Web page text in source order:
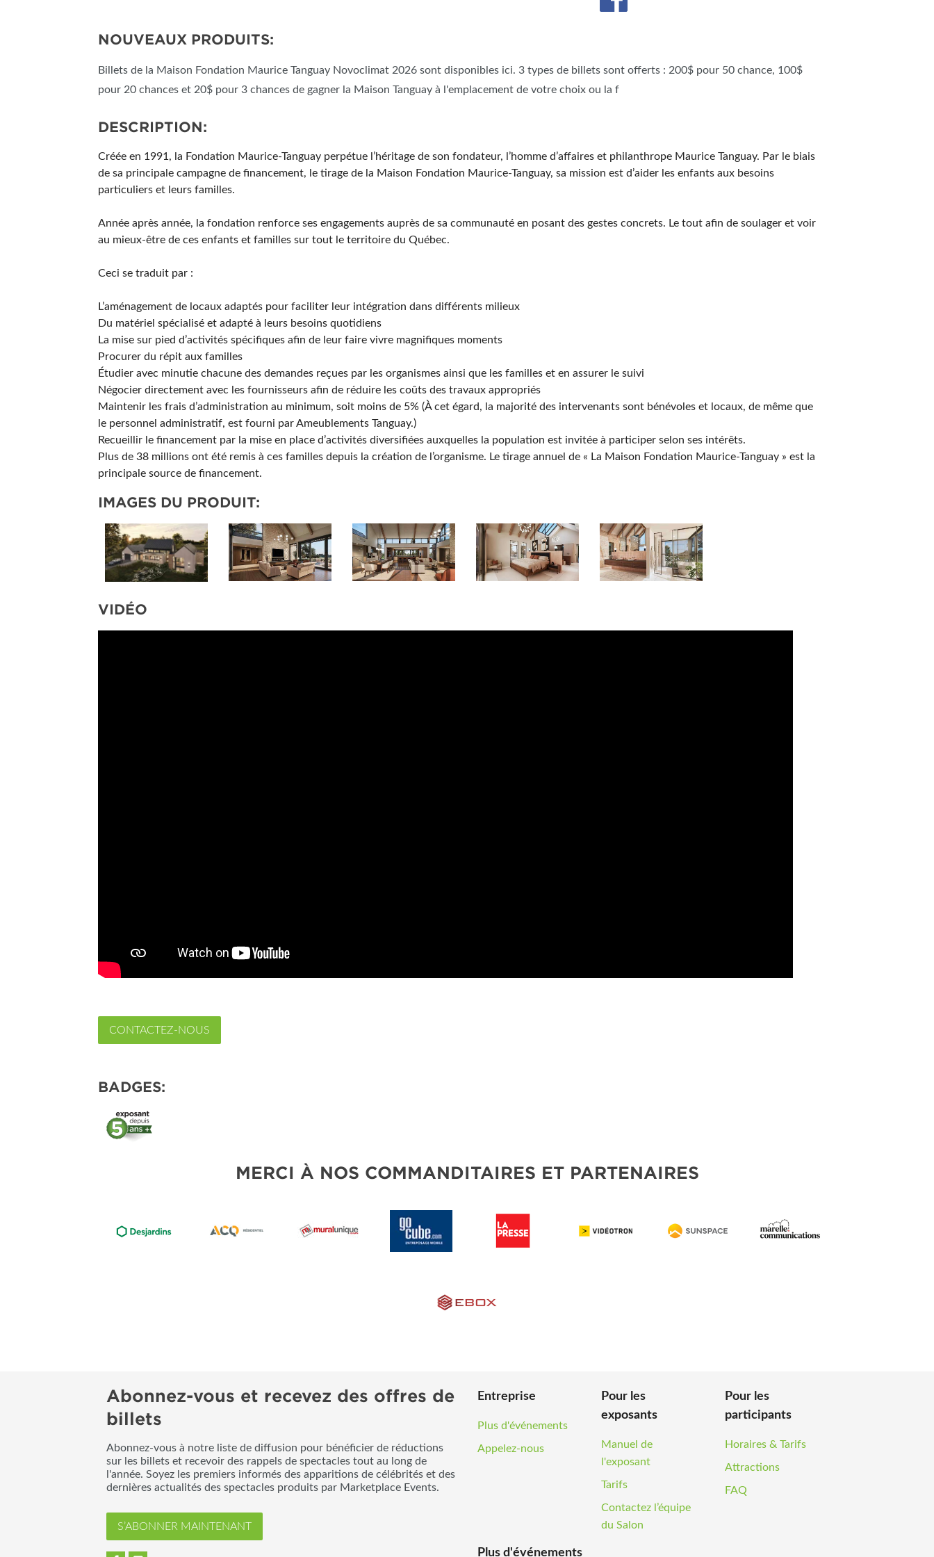
NOUVEAUX PRODUITS:
Billets de la Maison Fondation Maurice Tanguay Novoclimat 2026 sont disponibles ici. 3 types de billets sont offerts : 200$ pour 50 chance, 100$
pour 20 chances et 20$ pour 3 chances de gagner la Maison Tanguay à l'emplacement de votre choix ou la f
DESCRIPTION:
Créée en 1991, la Fondation Maurice-Tanguay perpétue l’héritage de son fondateur, l’homme d’affaires et philanthrope Maurice Tanguay. Par le biais
de sa principale campagne de financement, le tirage de la Maison Fondation Maurice-Tanguay, sa mission est d’aider les enfants aux besoins
particuliers et leurs familles.
Année après année, la fondation renforce ses engagements auprès de sa communauté en posant des gestes concrets. Le tout afin de soulager et voir
au mieux-être de ces enfants et familles sur tout le territoire du Québec.
Ceci se traduit par :
L’aménagement de locaux adaptés pour faciliter leur intégration dans différents milieux
Du matériel spécialisé et adapté à leurs besoins quotidiens
La mise sur pied d’activités spécifiques afin de leur faire vivre magnifiques moments
Procurer du répit aux familles
Étudier avec minutie chacune des demandes reçues par les organismes ainsi que les familles et en assurer le suivi
Négocier directement avec les fournisseurs afin de réduire les coûts des travaux appropriés
Maintenir les frais d’administration au minimum, soit moins de 5% (À cet égard, la majorité des intervenants sont bénévoles et locaux, de même que
le personnel administratif, est fourni par Ameublements Tanguay.)
Recueillir le financement par la mise en place d’activités diversifiées auxquelles la population est invitée à participer selon ses intérêts.
Plus de 38 millions ont été remis à ces familles depuis la création de l’organisme. Le tirage annuel de « La Maison Fondation Maurice-Tanguay » est la
principale source de financement.
IMAGES DU PRODUIT:
VIDÉO
CONTACTEZ-NOUS
BADGES:
MERCI À NOS COMMANDITAIRES ET PARTENAIRES
Abonnez-vous et recevez des offres de
billets
Abonnez-vous à notre liste de diffusion pour bénéficier de réductions
sur les billets et recevoir des rappels de spectacles tout au long de
l'année. Soyez les premiers informés des apparitions de célébrités et des
dernières actualités des spectacles produits par Marketplace Events.
S’ABONNER MAINTENANT
Entreprise
Plus d'événements
Appelez-nous
Pour les
exposants
Manuel de
l'exposant
Tarifs
Contactez l’équipe
du Salon
Pour les
participants
Horaires & Tarifs
Attractions
FAQ
Plus d'événements